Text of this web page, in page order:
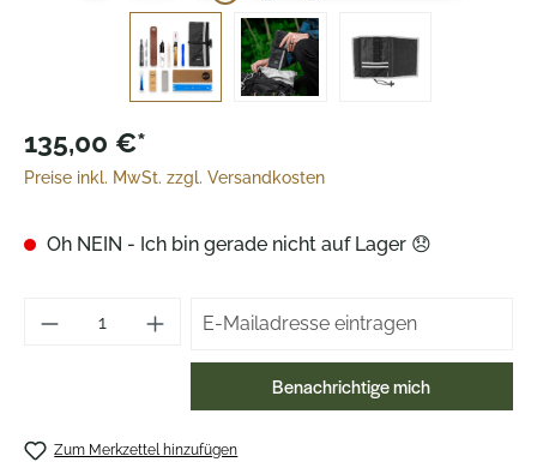
135,00 €*
Preise inkl. MwSt. zzgl. Versandkosten
Oh NEIN - Ich bin gerade nicht auf Lager 😞
Benachrichtige mich
Zum Merkzettel hinzufügen